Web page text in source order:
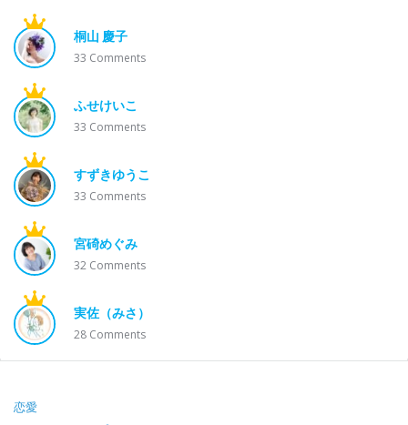
桐山 慶子
33 Comments
ふせけいこ
33 Comments
すずきゆうこ
33 Comments
宮碕めぐみ
32 Comments
実佐（みさ）
28 Comments
Footer
恋愛